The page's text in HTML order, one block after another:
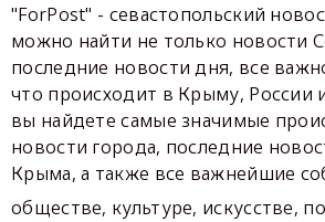
"ForPost" - севастопольский
можно найти не только новости
последние новости дня, все
что происходит в Крыму, России
вы найдете самые значимые
новости города, последние
Крыма, а также все важнейшие
обществе, культуре, искусстве,